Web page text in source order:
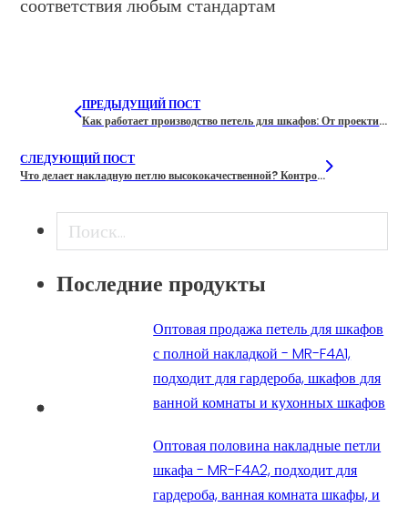
соответствия любым стандартам
ПРЕДЫДУЩИЙ ПОСТ
Как работает производство петель для шкафов: От проектирования до производства
СЛЕДУЮЩИЙ ПОСТ
Что делает накладную петлю высококачественной? Контрольный список покупателя
Поиск
Последние продукты
Оптовая продажа петель для шкафов
с полной накладкой - MR-F4A1,
подходит для гардероба, шкафов для
ванной комнаты и кухонных шкафов
Оптовая половина накладные петли
шкафа - MR-F4A2, подходит для
гардероба, ванная комната шкафы, и